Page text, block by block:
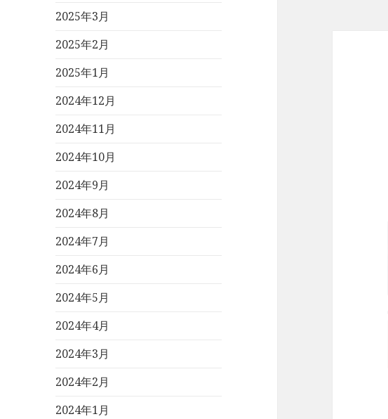
2025年3月
2025年2月
2025年1月
2024年12月
2024年11月
2024年10月
2024年9月
2024年8月
2024年7月
2024年6月
2024年5月
2024年4月
2024年3月
2024年2月
2024年1月